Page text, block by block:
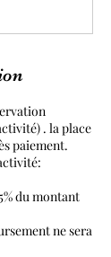
. la place
paiement.
du montant
ne sera